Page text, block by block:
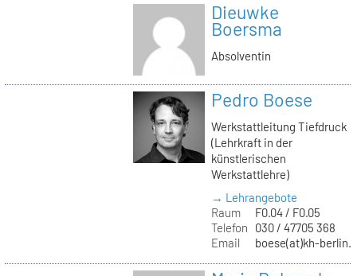
Dieuwke
Boersma
Absolventin
Pedro Boese
Werkstattleitung Tiefdruck
(Lehrkraft in der
künstlerischen
Werkstattlehre)
→ Lehrangebote
Raum
F0.04 / F0.05
Telefon
030 / 47705 368
Email
boese(at)kh-